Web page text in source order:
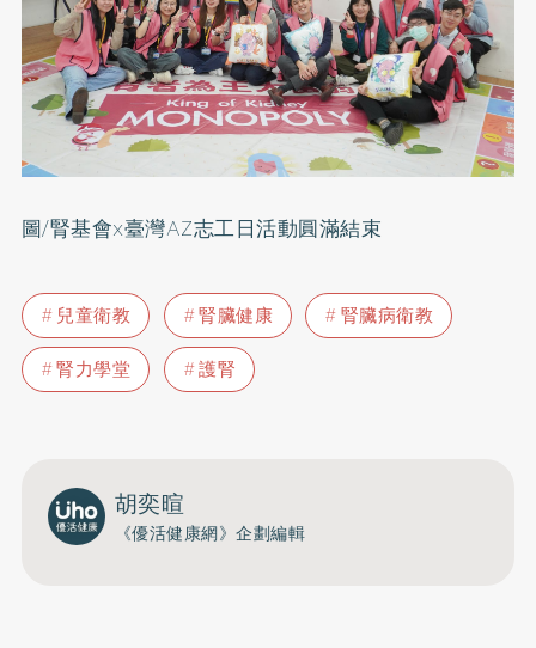
圖/腎基會x臺灣AZ志工日活動圓滿結束
兒童衛教 腎臟健康
腎臟病衛教
腎力學堂
護腎
胡奕暄
《優活健康網》企劃編輯